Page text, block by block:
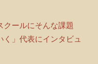
クールにそんな課題
」代表にインタビュ